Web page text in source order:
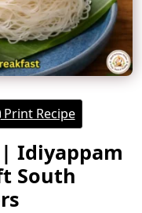
Print Recipe
| Idiyappam
South